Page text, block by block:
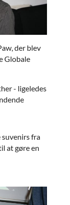
der blev
Globale
- ligeledes
suvenirs fra
at gøre en